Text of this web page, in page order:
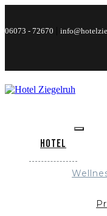
06073 - 72670
Hotel